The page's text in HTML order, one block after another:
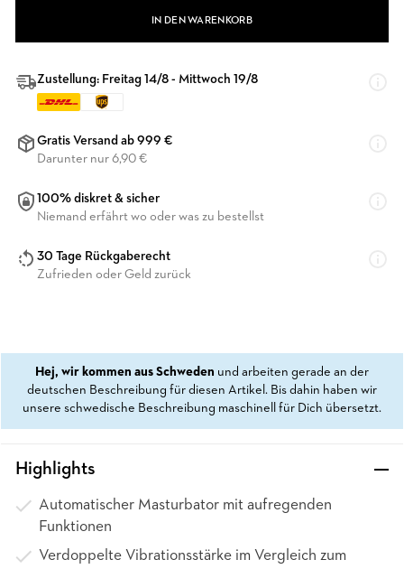
IN DEN WARENKORB
Zustellung: Freitag 14/8 - Mittwoch 19/8
Gratis Versand ab 999 €
Darunter nur 6,90 €
100% diskret & sicher
Niemand erfährt wo oder was zu bestellst
30 Tage Rückgaberecht
Zufrieden oder Geld zurück
Hej, wir kommen aus Schweden und arbeiten gerade an der
deutschen Beschreibung für diesen Artikel. Bis dahin haben wir
unsere schwedische Beschreibung maschinell für Dich übersetzt.
Highlights
Automatischer Masturbator mit aufregenden
Funktionen
Verdoppelte Vibrationsstärke im Vergleich zum